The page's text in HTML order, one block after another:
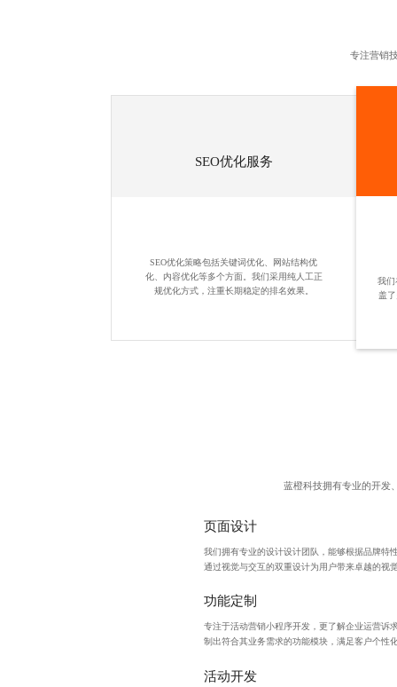
专注营销
SEO优化服务
SEO优化策略包括关键词优化、网站结构优
化、内容优化等多个方面。我们采用纯人工正
规优化方式，注重长期稳定的排名效果。
我们
盖
蓝橙科技拥有专业的开发
页面设计
我们拥有专业的设计设计团队，能够根据品牌特
通过视觉与交互的双重设计为用户带来卓越的视
功能定制
专注于活动营销小程序开发，更了解企业运营诉
制出符合其业务需求的功能模块，满足客户个性
活动开发